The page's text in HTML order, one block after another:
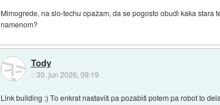
Mimogrede, na slo-techu opažam, da se pogosto obudi kaka stara
namenom?
Tody
::30. jun 2026, 09:19
Link building :) To enkrat nastaviš pa pozabiš potem pa robot to